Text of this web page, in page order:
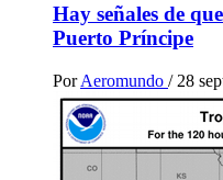
Hay señales de
Puerto Príncipe
Por Aeromundo / 28